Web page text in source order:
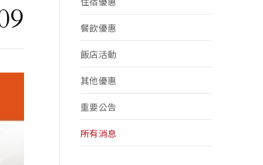
餐飲優惠
飯店活動
其他優惠
重要公告
所有消息